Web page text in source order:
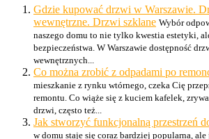
Gdzie kupować drzwi w Warszawie.
wewnętrzne. Drzwi szklane Wybór
naszego domu to nie tylko kwestia estetyki,
bezpieczeństwa. W Warszawie dostępność
wewnętrznych...
Co można zrobić z odpadami po
mieszkanie z rynku wtórnego, czeka Cię
remontu. Co wiąże się z kuciem kafelek,
drzwi, często też...
Jak stworzyć funkcjonalną przestrzeń
w domu staje się coraz bardziej popularna,